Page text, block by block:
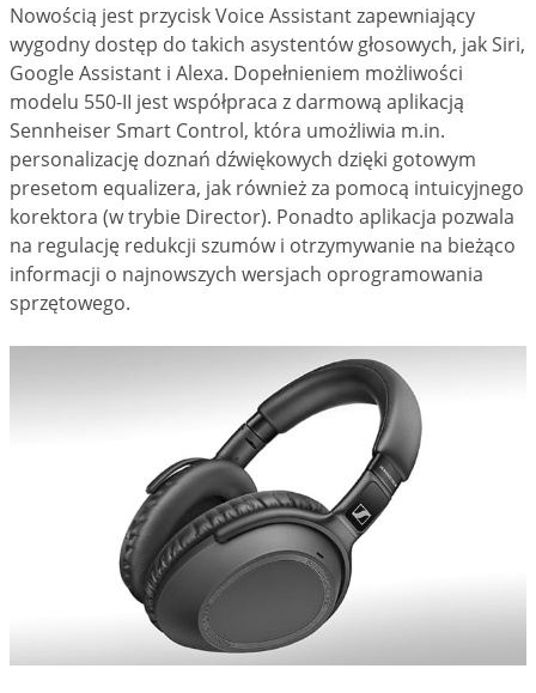
Nowością jest przycisk Voice Assistant zapewniający
wygodny dostęp do takich asystentów głosowych, jak Siri,
Google Assistant i Alexa. Dopełnieniem możliwości
modelu 550-II jest współpraca z darmową aplikacją
Sennheiser Smart Control, która umożliwia m.in.
personalizację doznań dźwiękowych dzięki gotowym
presetom equalizera, jak również za pomocą intuicyjnego
korektora (w trybie Director). Ponadto aplikacja pozwala
na regulację redukcji szumów i otrzymywanie na bieżąco
informacji o najnowszych wersjach oprogramowania
sprzętowego.